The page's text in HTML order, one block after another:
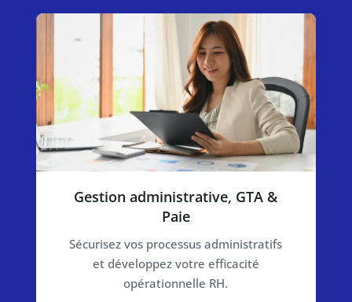
Gestion administrative, GTA &
Paie
Sécurisez vos processus administratifs
et développez votre efficacité
opérationnelle RH.